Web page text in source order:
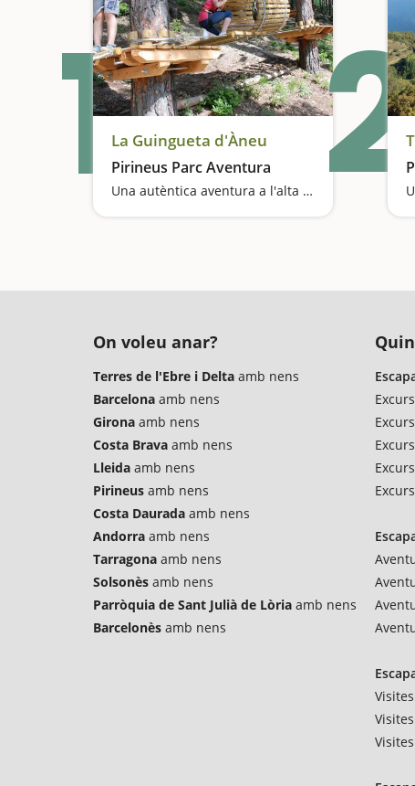
1La Guingueta d'Àneu
Pirineus Parc Aventura
Una autèntica aventura a l'alta muntanya 2
On voleu anar?
Terres de l'Ebre i Delta amb nens
Barcelona amb nens
Girona amb nens
Costa Brava amb nens
Lleida amb nens
Pirineus amb nens
Costa Daurada amb nens
Andorra amb nens
Tarragona amb nens
Solsonès amb nens
Parròquia de Sant Julià de Lòria amb nens
Barcelonès amb nens